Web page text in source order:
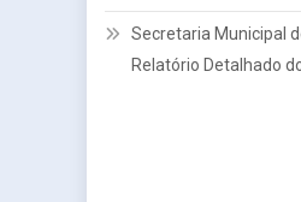
Secretaria Municipal
Relatório Detalhado